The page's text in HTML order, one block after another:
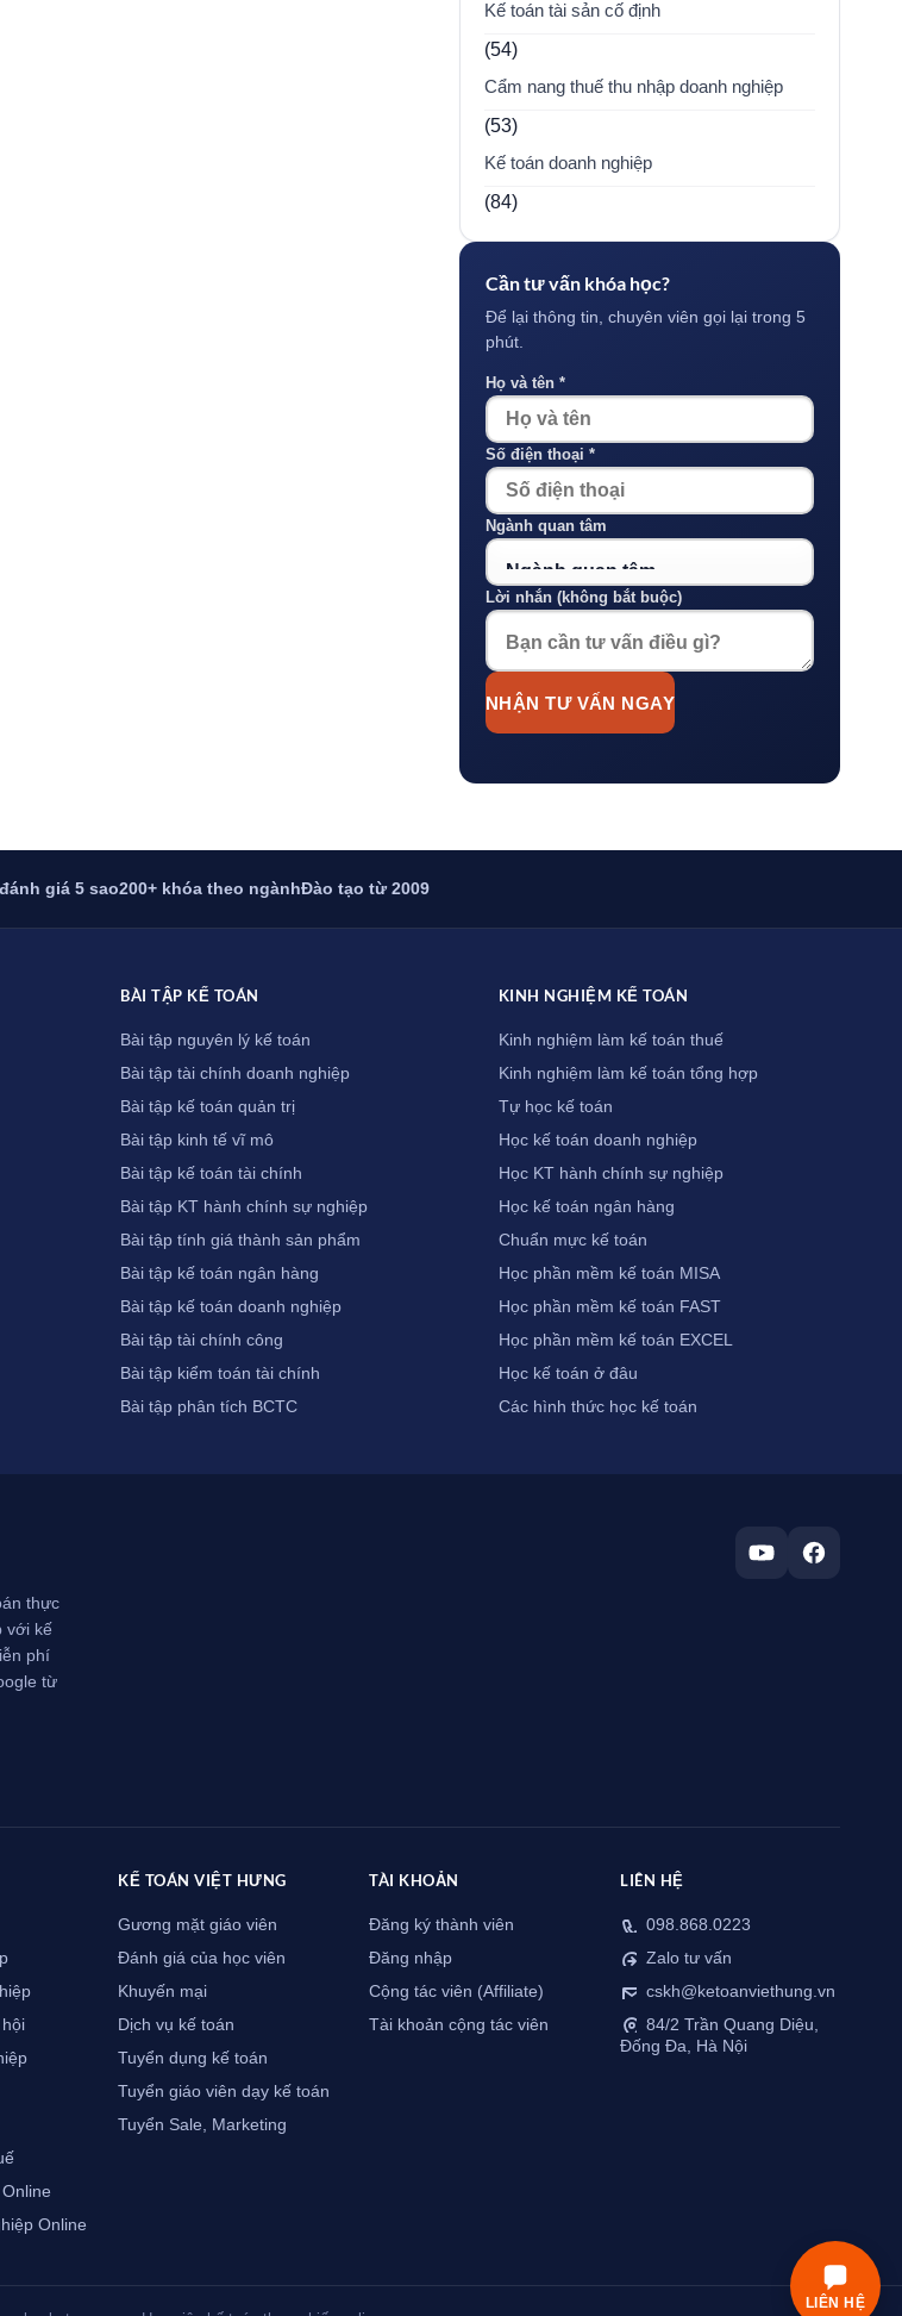
Kế toán tài sản cố định
(54)
Cẩm nang thuế thu nhập doanh nghiệp
(53)
Kế toán doanh nghiệp
(84)
Cần tư vấn khóa học?
Để lại thông tin, chuyên viên gọi lại trong 5
phút.
Họ và tên *
Số điện thoại *
Ngành quan tâm
Lời nhắn (không bắt buộc)
NHẬN TƯ VẤN NGAY
giá 5 sao200+ khóa theo ngànhĐào tạo từ 2009
BÀI TẬP KẾ TOÁN
Bài tập nguyên lý kế toán
Bài tập tài chính doanh nghiệp
Bài tập kế toán quản trị
Bài tập kinh tế vĩ mô
Bài tập kế toán tài chính
Bài tập KT hành chính sự nghiệp
Bài tập tính giá thành sản phẩm
Bài tập kế toán ngân hàng
Bài tập kế toán doanh nghiệp
Bài tập tài chính công
Bài tập kiểm toán tài chính
Bài tập phân tích BCTC
KINH NGHIỆM KẾ TOÁN
Kinh nghiệm làm kế toán thuế
Kinh nghiệm làm kế toán tổng hợp
Tự học kế toán
Học kế toán doanh nghiệp
Học KT hành chính sự nghiệp
Học kế toán ngân hàng
Chuẩn mực kế toán
Học phần mềm kế toán MISA
Học phần mềm kế toán FAST
Học phần mềm kế toán EXCEL
Học kế toán ở đâu
Các hình thức học kế toán
thực
với kế
phí
từ
Online
KẾ TOÁN VIỆT HƯNG
Gương mặt giáo viên
Đánh giá của học viên
Khuyến mại
Dịch vụ kế toán
Tuyển dụng kế toán
Tuyển giáo viên dạy kế toán
Tuyển Sale, Marketing
TÀI KHOẢN
Đăng ký thành viên
Đăng nhập
Cộng tác viên (Affiliate)
Tài khoản cộng tác viên
LIÊN HỆ
098.868.0223
Zalo tư vấn
cskh@ketoanviethung.vn
84/2 Trần Quang Diệu,
Đống Đa, Hà Nội
LIÊN HỆ